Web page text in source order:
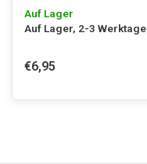
Auf Lager
Auf Lager, 2-3 Werktage
€6,95